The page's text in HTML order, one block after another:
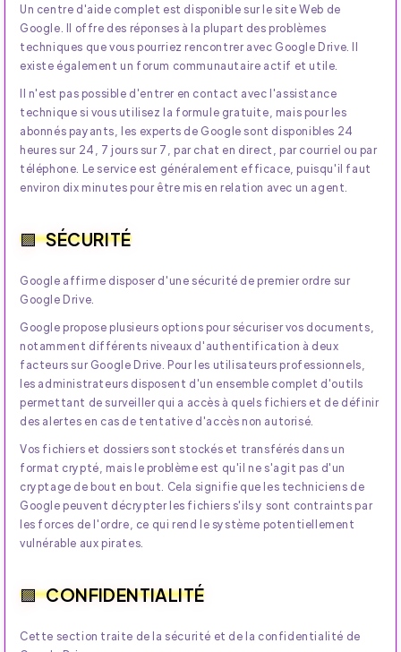
Un centre d'aide complet est disponible sur le site Web de
Google. Il offre des réponses à la plupart des problèmes
techniques que vous pourriez rencontrer avec Google Drive. Il
existe également un forum communautaire actif et utile.
Il n'est pas possible d'entrer en contact avec l'assistance
technique si vous utilisez la formule gratuite, mais pour les
abonnés payants, les experts de Google sont disponibles 24
heures sur 24, 7 jours sur 7, par chat en direct, par courriel ou par
téléphone. Le service est généralement efficace, puisqu'il faut
environ dix minutes pour être mis en relation avec un agent.
SÉCURITÉ
Google affirme disposer d'une sécurité de premier ordre sur
Google Drive.
Google propose plusieurs options pour sécuriser vos documents,
notamment différents niveaux d'authentification à deux
facteurs sur Google Drive. Pour les utilisateurs professionnels,
les administrateurs disposent d'un ensemble complet d'outils
permettant de surveiller qui a accès à quels fichiers et de définir
des alertes en cas de tentative d'accès non autorisé.
Vos fichiers et dossiers sont stockés et transférés dans un
format crypté, mais le problème est qu'il ne s'agit pas d'un
cryptage de bout en bout. Cela signifie que les techniciens de
Google peuvent décrypter les fichiers s'ils y sont contraints par
les forces de l'ordre, ce qui rend le système potentiellement
vulnérable aux pirates.
CONFIDENTIALITÉ
Cette section traite de la sécurité et de la confidentialité de